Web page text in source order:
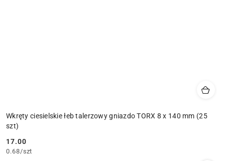
Wkręty ciesielskie łeb talerzowy gniazdo TORX 8 x 140 mm (25
szt)
Cena:
17.00
0.68/szt